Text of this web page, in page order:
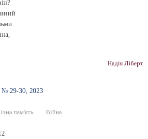
Надія Ліберт
№ 29-30, 2023
пам'ять
Війна